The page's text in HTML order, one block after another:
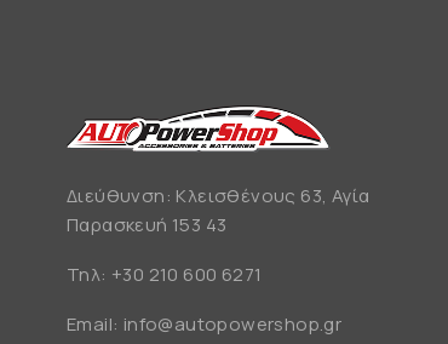
Διεύθυνση: Κλεισθένους 63, Αγία
Παρασκευή 153 43
Τηλ: +30 210 600 6271
Email: info@autopowershop.gr